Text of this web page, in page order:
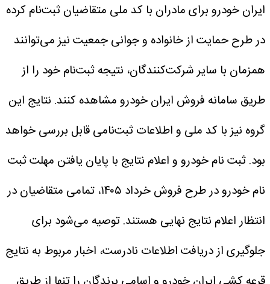
ایران خودرو برای مادران با کد ملی متقاضیان ثبت‌نام کرده
در طرح حمایت از خانواده و جوانی جمعیت نیز می‌توانند
همزمان با سایر شرکت‌کنندگان، نتیجه ثبت‌نام خود را از
طریق سامانه فروش ایران خودرو مشاهده کنند. نتایج این
گروه نیز با کد ملی و اطلاعات ثبت‌نامی قابل بررسی خواهد
بود.ثبت نام خودرو و اعلام نتایج با پایان یافتن مهلت ثبت
نام خودرو در طرح فروش خرداد ۱۴۰۵، تمامی متقاضیان در
انتظار اعلام نتایج نهایی هستند. توصیه می‌شود برای
جلوگیری از دریافت اطلاعات نادرست، اخبار مربوط به نتایج